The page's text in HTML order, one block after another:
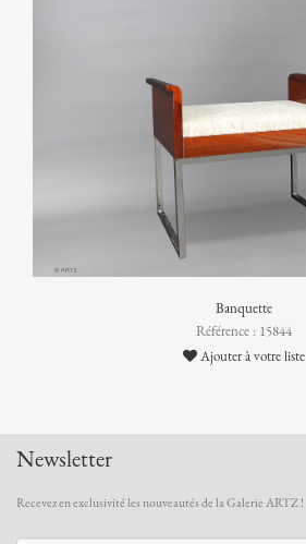
Banquette
Référence : 15844
Ajouter à votre liste
Newsletter
Recevez en exclusivité les nouveautés de la Galerie ARTZ !